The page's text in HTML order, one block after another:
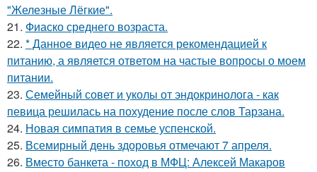
"Железные Лёгкие".
21. Фиаско среднего возраста.
22. * Данное видео не является рекомендацией к
питанию, а является ответом на частые вопросы о моем
питании.
23. Семейный совет и уколы от эндокринолога - как
певица решилась на похудение после слов Тарзана.
24. Новая симпатия в семье успенской.
25. Всемирный день здоровья отмечают 7 апреля.
26. Вместо банкета - поход в МФЦ: Алексей Макаров